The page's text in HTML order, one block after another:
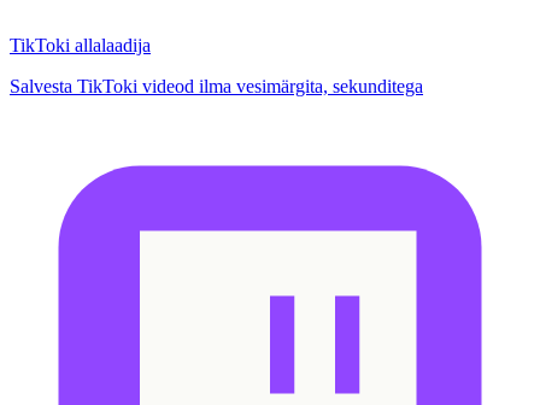
TikToki allalaadija
Salvesta TikToki videod ilma vesimärgita, sekunditega